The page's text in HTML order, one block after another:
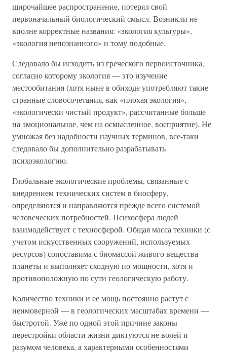
широчайшее распространение, потерял свой
первоначальный биологический смысл. Возникли не
вполне корректные названия: «экология культуры»,
«экология непознанного» и тому подобные.
Следовало бы исходить из греческого первоисточника,
согласно которому экология — это изучение
местообитания (хотя ныне в обиходе употребляют такие
странные словосочетания, как «плохая экология»,
«экологически чистый продукт», рассчитанные больше
на эмоциональное, чем на осмысленное, восприятие). Не
умножая без надобности научных терминов, все-таки
следовало бы дополнительно разрабатывать
психоэкологию.
Глобальные экологические проблемы, связанные с
внедрением технических систем в биосферу,
определяются и направляются прежде всего системой
человеческих потребностей. Психосфера людей
взаимодействует с техносферой. Общая масса техники (с
учетом искусственных сооружений, используемых
ресурсов) сопоставима с биомассой живого вещества
планеты и выполняет сходную по мощности, хотя и
противоположную по сути геологическую работу.
Количество техники и ее мощь постоянно растут с
неимоверной — в геологических масштабах времени —
быстротой. Уже по одной этой причине законы
перестройки области жизни диктуются не волей и
разумом человека, а характерными особенностями